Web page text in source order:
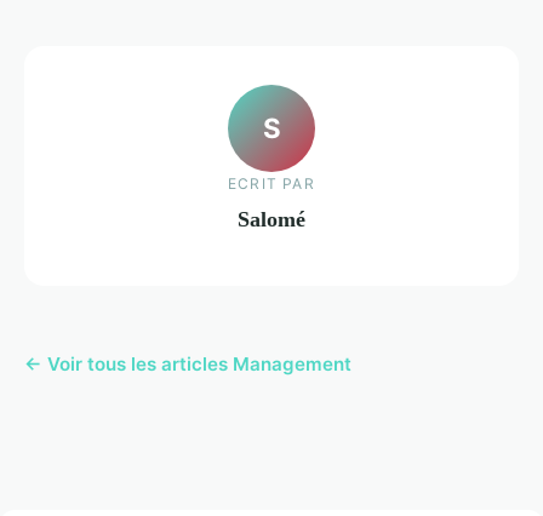
S
ECRIT PAR
Salomé
← Voir tous les articles Management